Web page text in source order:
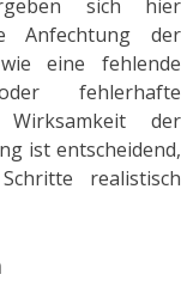
sich hier
Anfechtung der
eine fehlende
fehlerhafte
der
ist entscheidend,
realistisch